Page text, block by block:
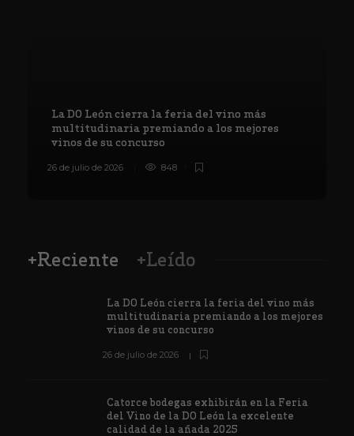
La DO León cierra la feria del vino más
multitudinaria premiando a los mejores
vinos de su concurso
26 de julio de 2026 848
+Reciente +Leído
La DO León cierra la feria del vino más
multitudinaria premiando a los mejores
vinos de su concurso
26 de julio de 2026
Catorce bodegas exhibirán en la Feria
del Vino de la DO León la excelente
calidad de la añada 2025